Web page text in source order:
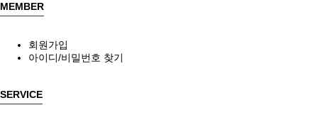
MEMBER
회원가입
아이디/비밀번호 찾기
SERVICE